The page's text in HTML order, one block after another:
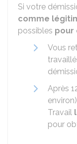
Si votre
comme
possibles pour
Vous
Après
Travail
pour